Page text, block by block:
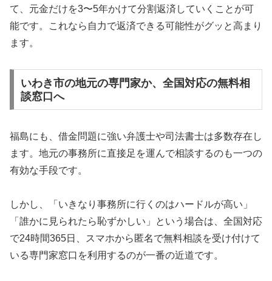
て、元金だけを3〜5年かけて分割返済していくことが可
能です。これなら自力で返済できる可能性がグッと高まり
ます。
いわき市の地元の専門家か、全国対応の無料相
談窓口へ
福島にも、借金問題に強い弁護士や司法書士は多数存在し
ます。地元の事務所に直接足を運んで相談するのも一つの
有効な手段です。
しかし、「いきなり事務所に行くのはハードルが高い」
「誰かに見られたら恥ずかしい」という場合は、全国対応
で24時間365日、スマホから匿名で無料相談を受け付けて
いる専門家窓口を利用するのが一番の近道です。